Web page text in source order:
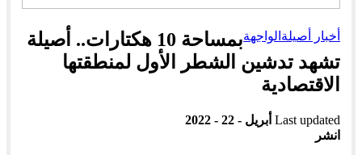
أخبار أصيلة الواجهة
بمساحة 10 هكتارات.. أصيلة
تشهد تدشين الشطر الأول لمنطقتها
الاقتصادية
Last updated أبريل - 22 - 2022
انشر